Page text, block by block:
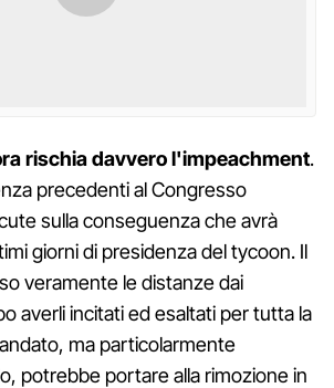
rischia davvero l'impeachment.
precedenti al Congresso
sulla conseguenza che avrà
giorni di presidenza del tycoon. Il
veramente le distanze dai
averli incitati ed esaltati per tutta la
ma particolarmente
potrebbe portare alla rimozione in